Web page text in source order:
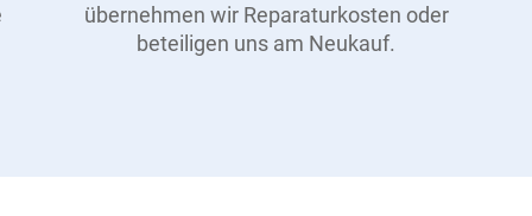
übernehmen wir Reparaturkosten oder
beteiligen uns am Neukauf.